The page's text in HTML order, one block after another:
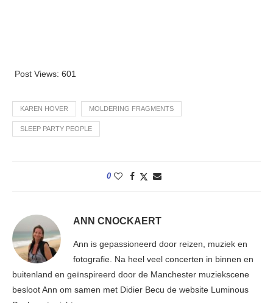
Post Views: 601
KAREN HOVER MOLDERING FRAGMENTS
SLEEP PARTY PEOPLE
0
ANN CNOCKAERT
Ann is gepassioneerd door reizen, muziek en
fotografie. Na heel veel concerten in binnen en
buitenland en geïnspireerd door de Manchester muziekscene
besloot Ann om samen met Didier Becu de website Luminous